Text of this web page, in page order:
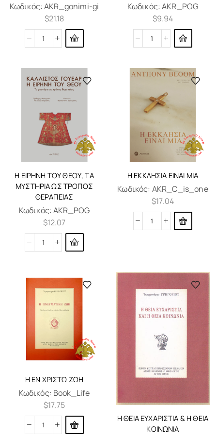
Κωδικός:AKR_gonimi-gi
$21.18
Κωδικός:AKR_POG
$9.94
Η ΕΙΡΉΝΗ ΤΟΥ ΘΕΟΎ, ΤΑ
ΜΥΣΤΉΡΙΑ ΩΣ ΤΡΌΠΟΣ
ΘΕΡΑΠΕΊΑΣ
Κωδικός:AKR_POG
$12.07
Η ΕΚΚΛΗΣΊΑ ΕΊΝΑΙ ΜΊΑ
Κωδικός: AKR_C_is_one
$17.04
Η ΈΝ ΧΡΙΣΤΏ ΖΩΉ
Κωδικός: Book_Life
$17.75
Η ΘΕΊΑ ΕΥΧΑΡΙΣΤΊΑ & Η ΘΕΊΑ
ΚΟΙΝΩΝΊΑ